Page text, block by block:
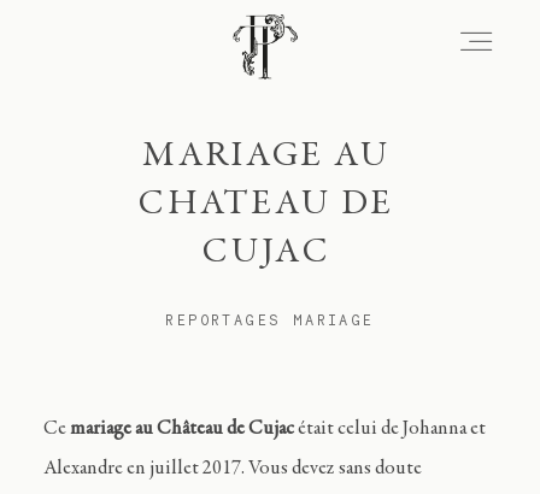
MARIAGE AU
CHATEAU DE
CUJAC
REPORTAGES MARIAGE
Cemariage au Château de Cujacétait celui de Johanna et
Alexandre en juillet 2017. Vous devez sans doute
Signature
Portfolio